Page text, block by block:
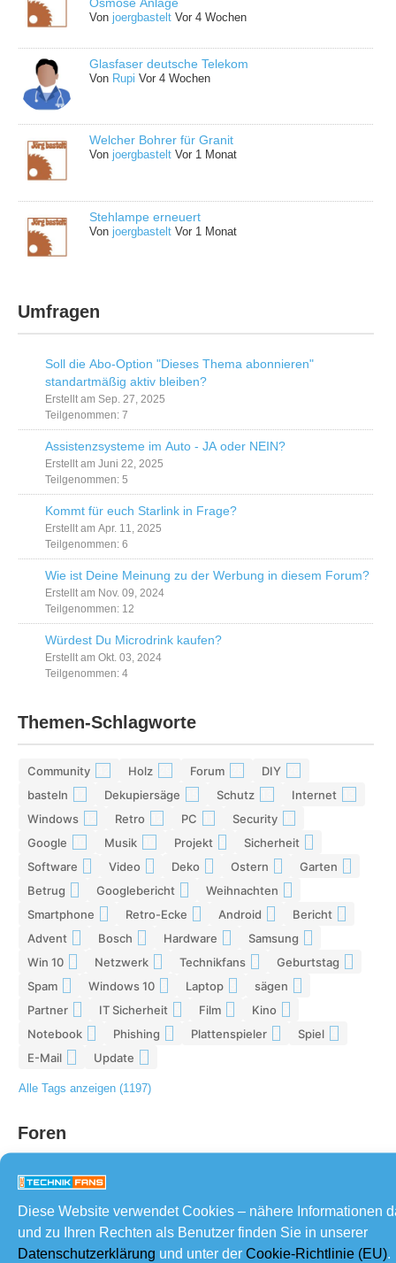
Diese Website verwendet Cookies – nähere Informationen
und zu Ihren Rechten als Benutzer finden Sie in unserer
Datenschutzerklärung und unter der Cookie-Richtlinie (EU).
Vonjoergbastelt Vor 4 Wochen
Glasfaser deutsche Telekom
Von Rupi Vor 4 Wochen
Welcher Bohrer für Granit
Vonjoergbastelt Vor 1 Monat
Stehlampe erneuert
Vonjoergbastelt Vor 1 Monat
Umfragen
Soll die Abo-Option "Dieses Thema abonnieren"
standartmäßig aktiv bleiben?
Erstellt am Sep. 27, 2025
Teilgenommen: 7
Assistenzsysteme im Auto - JA oder NEIN?
Erstellt am Juni 22, 2025
Teilgenommen: 5
Kommt für euch Starlink in Frage?
Erstellt am Apr. 11, 2025
Teilgenommen: 6
Wie ist Deine Meinung zu der Werbung in diesem Forum?
Erstellt am Nov. 09, 2024
Teilgenommen: 12
Würdest Du Microdrink kaufen?
Erstellt am Okt. 03, 2024
Teilgenommen: 4
Themen-Schlagworte
Community Holz Forum DIY
basteln Dekupiersäge Schutz Internet
Windows Retro PC Security
Google Musik Projekt Sicherheit
Software Video Deko Ostern Garten
Betrug Googlebericht Weihnachten
Smartphone Retro-Ecke Android Bericht
Advent Bosch Hardware Samsung
Win 10 Netzwerk Technikfans Geburtstag
Spam Windows 10 Laptop sägen
Partner IT Sicherheit Film Kino
Notebook Phishing Plattenspieler Spiel
E-Mail Update
Alle Tags anzeigen (1197)
Foren